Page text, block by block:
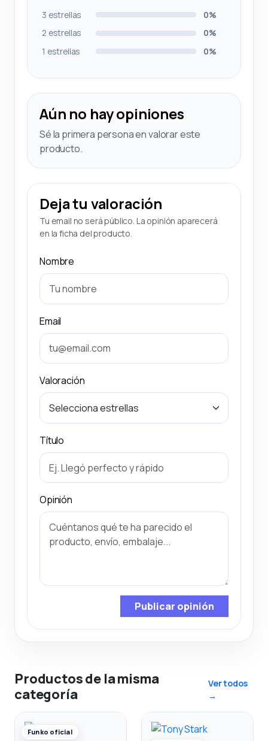
3 estrellas
0%
2 estrellas
0%
1 estrellas
0%
Aún no hay opiniones
Sé la primera persona en valorar este
producto.
Deja tu valoración
Tu email no será público. La opinión aparecerá
en la ficha del producto.
Nombre
Email
Valoración
Título
Opinión
Publicar opinión
Productos de la misma
categoría
Ver todos
→
Funko oficial